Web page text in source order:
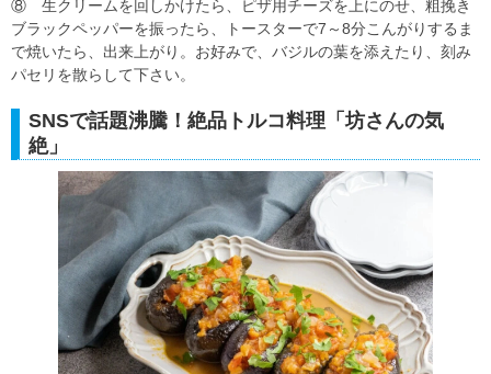
⑧ 生クリームを回しかけたら、ピザ用チーズを上にのせ、粗挽き
ブラックペッパーを振ったら、トースターで7～8分こんがりするま
で焼いたら、出来上がり。お好みで、バジルの葉を添えたり、刻み
パセリを散らして下さい。
SNSで話題沸騰！絶品トルコ料理「坊さんの気
絶」